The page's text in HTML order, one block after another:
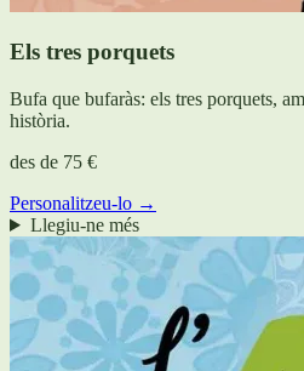
Els tres porquets
Bufa que bufaràs: els tres porquets,
història.
des de 75 €
Personalitzeu-lo →
Llegiu-ne més